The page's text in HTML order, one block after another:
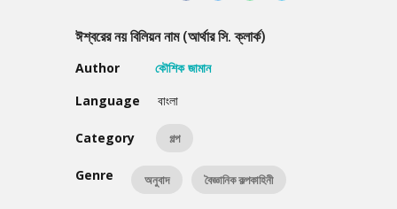
ঈশ্বরের নয় বিলিয়ন নাম (আর্থার সি. ক্লার্ক)
Author
কৌশিক জামান
Language
বাংলা
Category গল্প
Genre অনুবাদ বৈজ্ঞানিক কল্পকাহিনী